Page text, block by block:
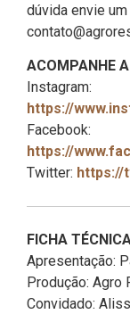
dúvida envie
ACOMPANHE
Instagram:
https://
Facebook:
https://
Twitter: https://
FICHA
Apresentação:
Produção: Agro
Convidado: